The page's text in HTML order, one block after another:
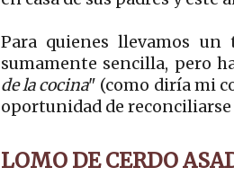
Para quienes llevamos
sumamente sencilla, pero
de la cocina" (como diría mi
oportunidad de
LOMO DE CERDO